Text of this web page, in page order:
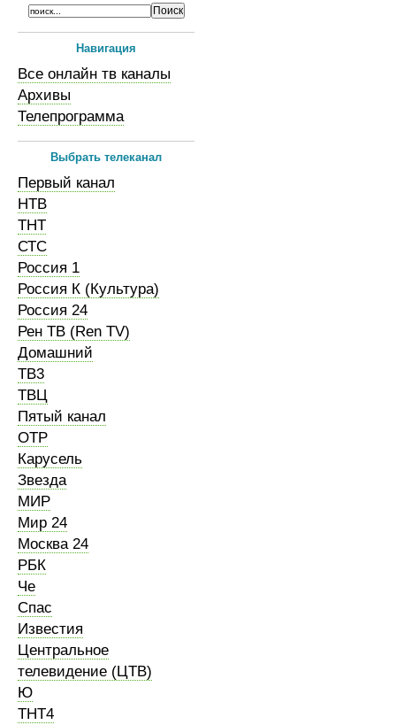
Навигация
Все онлайн тв каналы
Архивы
Телепрограмма
Выбрать телеканал
Первый канал
НТВ
ТНТ
СТС
Россия 1
Россия К (Культура)
Россия 24
Рен ТВ (Ren TV)
Домашний
ТВ3
ТВЦ
Пятый канал
ОТР
Карусель
Звезда
МИР
Мир 24
Москва 24
РБК
Че
Спас
Известия
Центральное
телевидение (ЦТВ)
Ю
ТНТ4